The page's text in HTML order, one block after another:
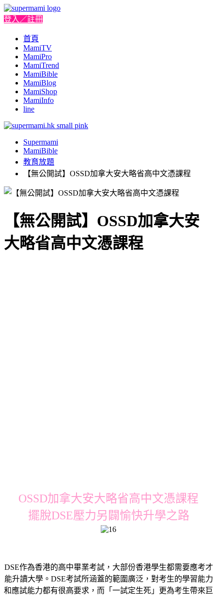
登入／註冊
首頁
MamiTV
MamiPro
MamiTrend
MamiBible
MamiBlog
MamiShop
MamiInfo
line
Supermami
MamiBible
教育放題
【無公開試】OSSD加拿大安大略省高中文憑課程
【無公開試】OSSD加拿大安
大略省高中文憑課程
OSSD加拿大安大略省高中文憑課程
擺脫DSE壓力另闢愉快升學之路
DSE作為香港的高中畢業考試，大部份香港學生都需要應考才
能升讀大學。DSE考試所涵蓋的範圍廣泛，對考生的學習能力
和應試能力都有很高要求，而「一試定生死」更為考生帶來巨